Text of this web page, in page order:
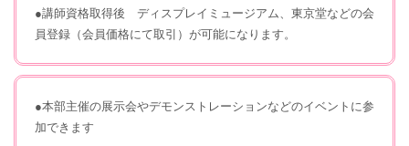
●講師資格取得後 ディスプレイミュージアム、東京堂などの会
員登録（会員価格にて取引）が可能になります。
●本部主催の展示会やデモンストレーションなどのイベントに参
加できます